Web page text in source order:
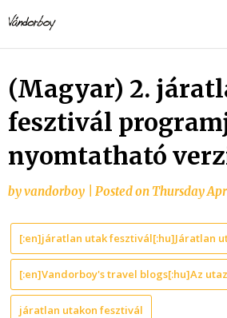
to
content
(Magyar) 2.
fesztivál
nyomtatható
byvandorboy Posted onThursday
[:en]járatlan utak fesztivál[:hu]Járatlan
[:en]Vandorboy's travel blogs[:hu]Az
járatlan utakon fesztivál